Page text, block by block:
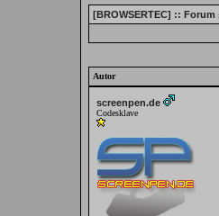
[BROWSERTEC] :: Forum
Autor
screenpen.de
Codesklave